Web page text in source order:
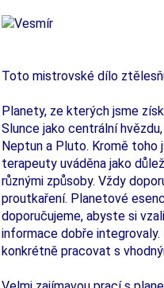
Toto mistrovské dílo
Planety, ze kterých jsme
Slunce jako centrální
Neptun a Pluto. Kromě toho
terapeuty uváděna jako
různými způsoby. Vždy
proutkaření. Planetové
doporučujeme, abyste si
informace dobře
konkrétně pracovat s